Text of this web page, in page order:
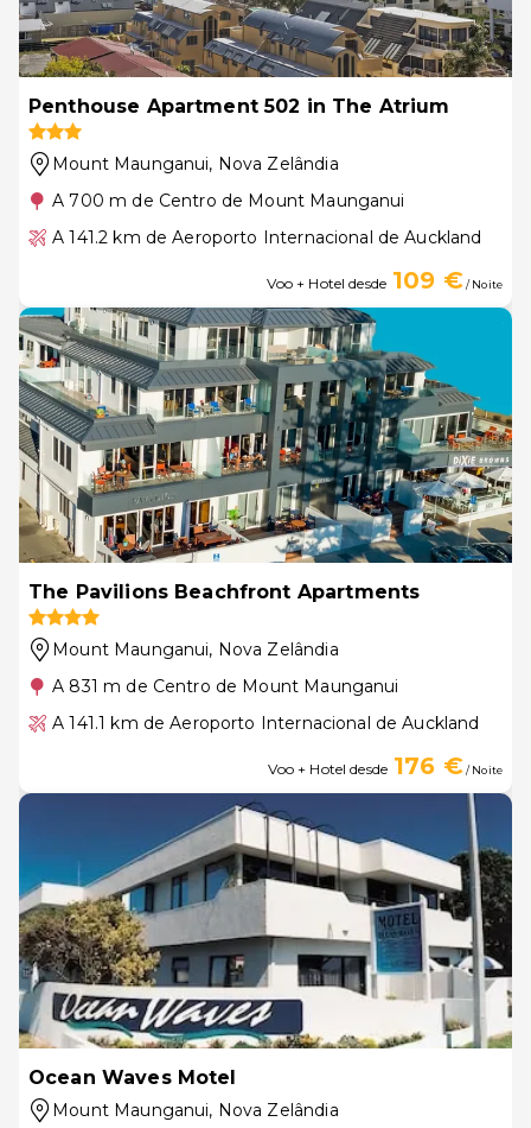
Penthouse Apartment 502 in The Atrium
Mount Maunganui, Nova Zelândia
A 700 m de Centro de Mount Maunganui
A 141.2 km de Aeroporto Internacional de Auckland
Voo + Hotel desde 109 €/ Noite
The Pavilions Beachfront Apartments
Mount Maunganui, Nova Zelândia
A 831 m de Centro de Mount Maunganui
A 141.1 km de Aeroporto Internacional de Auckland
Voo + Hotel desde 176 €/ Noite
Ocean Waves Motel
Mount Maunganui, Nova Zelândia